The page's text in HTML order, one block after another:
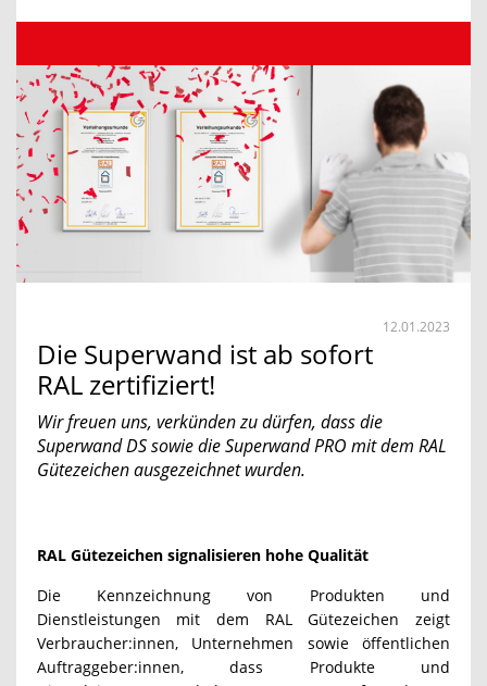
12.01.2023
Die Superwand ist ab sofort
RAL zertifiziert!
Wir freuen uns, verkünden zu dürfen, dass die
Superwand DS sowie die Superwand PRO mit dem RAL
Gütezeichen ausgezeichnet wurden.
RAL Gütezeichen signalisieren hohe Qualität
Die Kennzeichnung von Produkten und
Dienstleistungen mit dem RAL Gütezeichen zeigt
Verbraucher:innen, Unternehmen sowie öffentlichen
Auftraggeber:innen, dass Produkte und